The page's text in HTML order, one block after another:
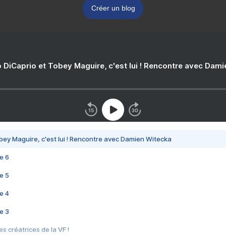
Créer un blog
DiCaprio et Tobey Maguire, c'est lui ! Rencontre avec
Maguire, c'est lui ! Rencontre avec Damien Witecka
6
5
4
3
créatrices de la VF !